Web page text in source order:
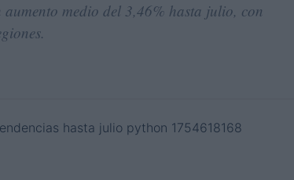
medio del 3,46% hasta julio, con